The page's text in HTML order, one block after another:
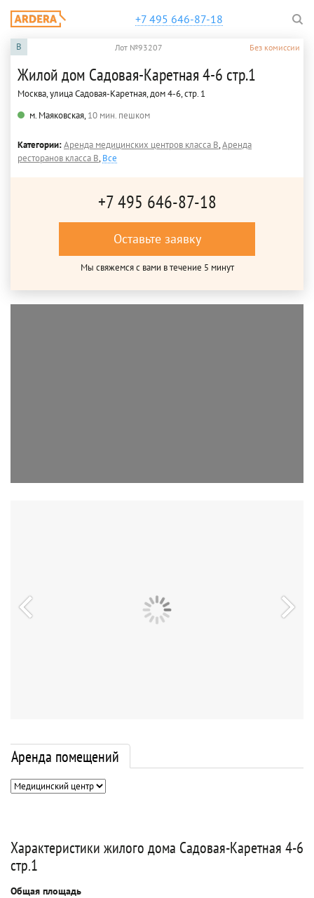
+7 495 646-87-18
B Лот №93207 Без комиссии
Жилой дом Садовая-Каретная 4-6 стр.1
Москва, улица Садовая-Каретная, дом 4-6, стр. 1
м. Маяковская,10 мин. пешком
Категории:Аренда медицинских центров класса B,Аренда
ресторанов класса B,Все
+7 495 646-87-18
Оставьте заявку
Мы свяжемся с вами в течение 5 минут
Аренда помещений
Характеристики жилого дома Садовая-Каретная 4-6
стр.1
Общая площадь